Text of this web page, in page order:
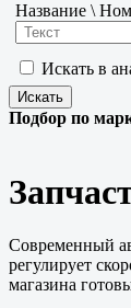
Название \
Искать в
Подбор по
Современный
регулирует
магазина